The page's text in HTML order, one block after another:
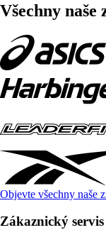
Všechny naše
Objevte všechny naše
Zákaznický